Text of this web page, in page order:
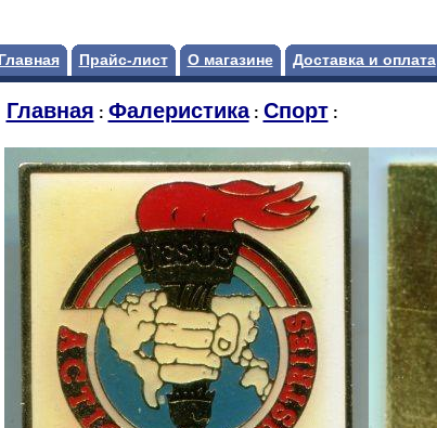
Главная Прайс-лист О магазине Доставка и оплата
Главная : Фалеристика: Спорт: